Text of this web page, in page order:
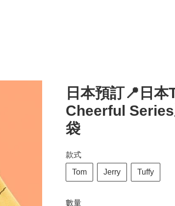
日本預訂📍日
Cheerful
袋
款式
Tom Jerry Tuffy
數量